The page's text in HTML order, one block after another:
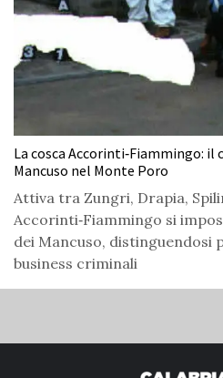
La cosca Accorinti‑Fiammingo: il
Mancuso nel Monte Poro
Attiva tra Zungri, Drapia,
Accorinti‑Fiammingo si
dei Mancuso, distinguendosi
business criminali